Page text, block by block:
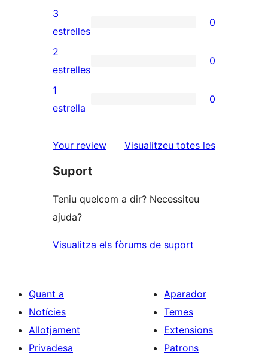
5
estrelles
valoracions
de
4
estrelles
0
valoracions
de
3
estrelles
3
estrelles
0
0
valoracions
de
estrelles
2
estrelles
0
0
de
estrelles
1
estrella
0
Your review Visualitzeu totes lesressenyes
Suport
Teniu quelcom a dir? Necessiteu
ajuda?
Visualitza els fòrums de suport
Quant a
Notícies
Allotjament
Privadesa
Aparador
Temes
Extensions
Patrons